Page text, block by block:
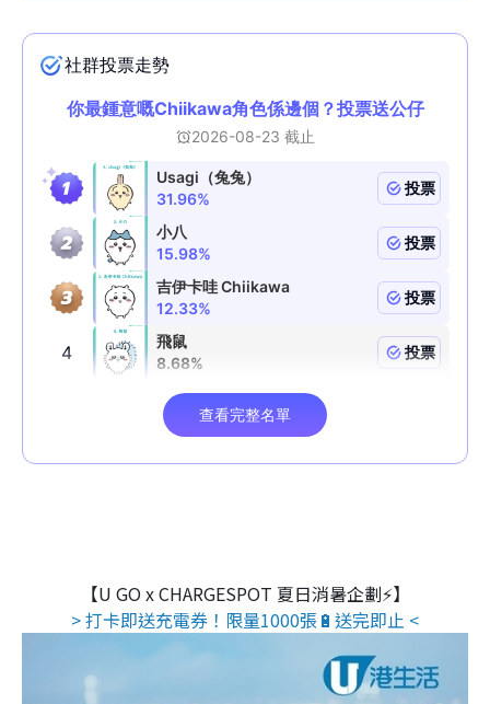
【U GO x CHARGESPOT 夏日消暑企劃⚡】
> 打卡即送充電券！限量1000張🔋送完即止 <